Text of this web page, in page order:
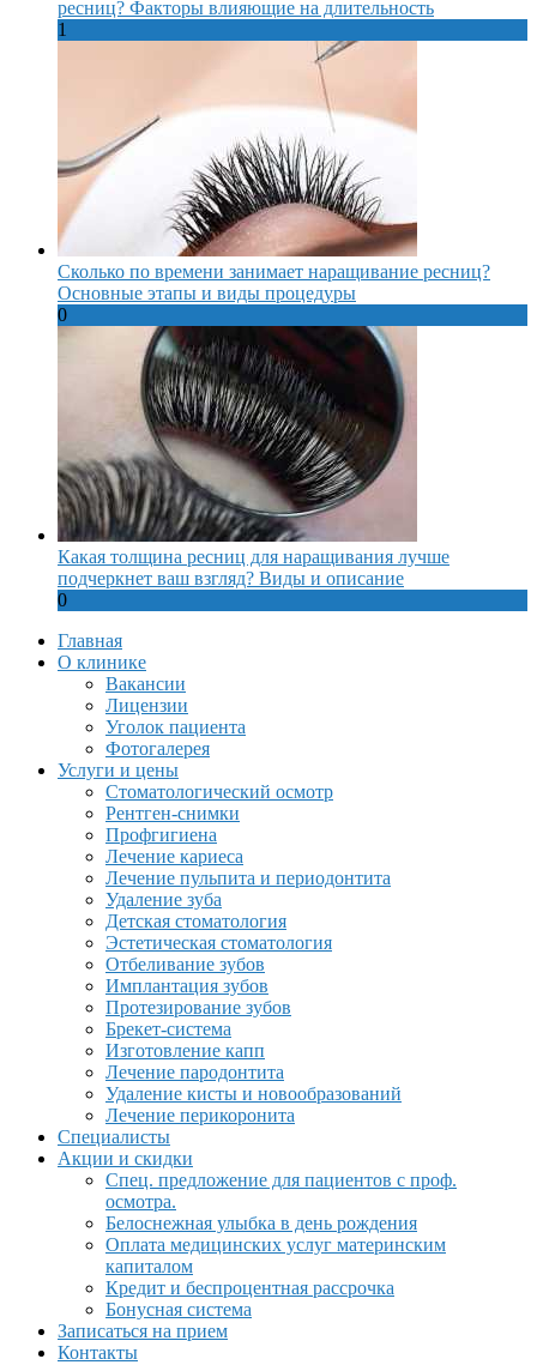
ресниц? Факторы влияющие на длительность
1
Сколько по времени занимает наращивание ресниц?
Основные этапы и виды процедуры
0
Какая толщина ресниц для наращивания лучше
подчеркнет ваш взгляд? Виды и описание
0
Главная
О клинике
Вакансии
Лицензии
Уголок пациента
Фотогалерея
Услуги и цены
Стоматологический осмотр
Рентген-снимки
Профгигиена
Лечение кариеса
Лечение пульпита и периодонтита
Удаление зуба
Детская стоматология
Эстетическая стоматология
Отбеливание зубов
Имплантация зубов
Протезирование зубов
Брекет-система
Изготовление капп
Лечение пародонтита
Удаление кисты и новообразований
Лечение перикоронита
Специалисты
Акции и скидки
Спец. предложение для пациентов с проф.
осмотра.
Белоснежная улыбка в день рождения
Оплата медицинских услуг материнским
капиталом
Кредит и беспроцентная рассрочка
Бонусная система
Записаться на прием
Контакты